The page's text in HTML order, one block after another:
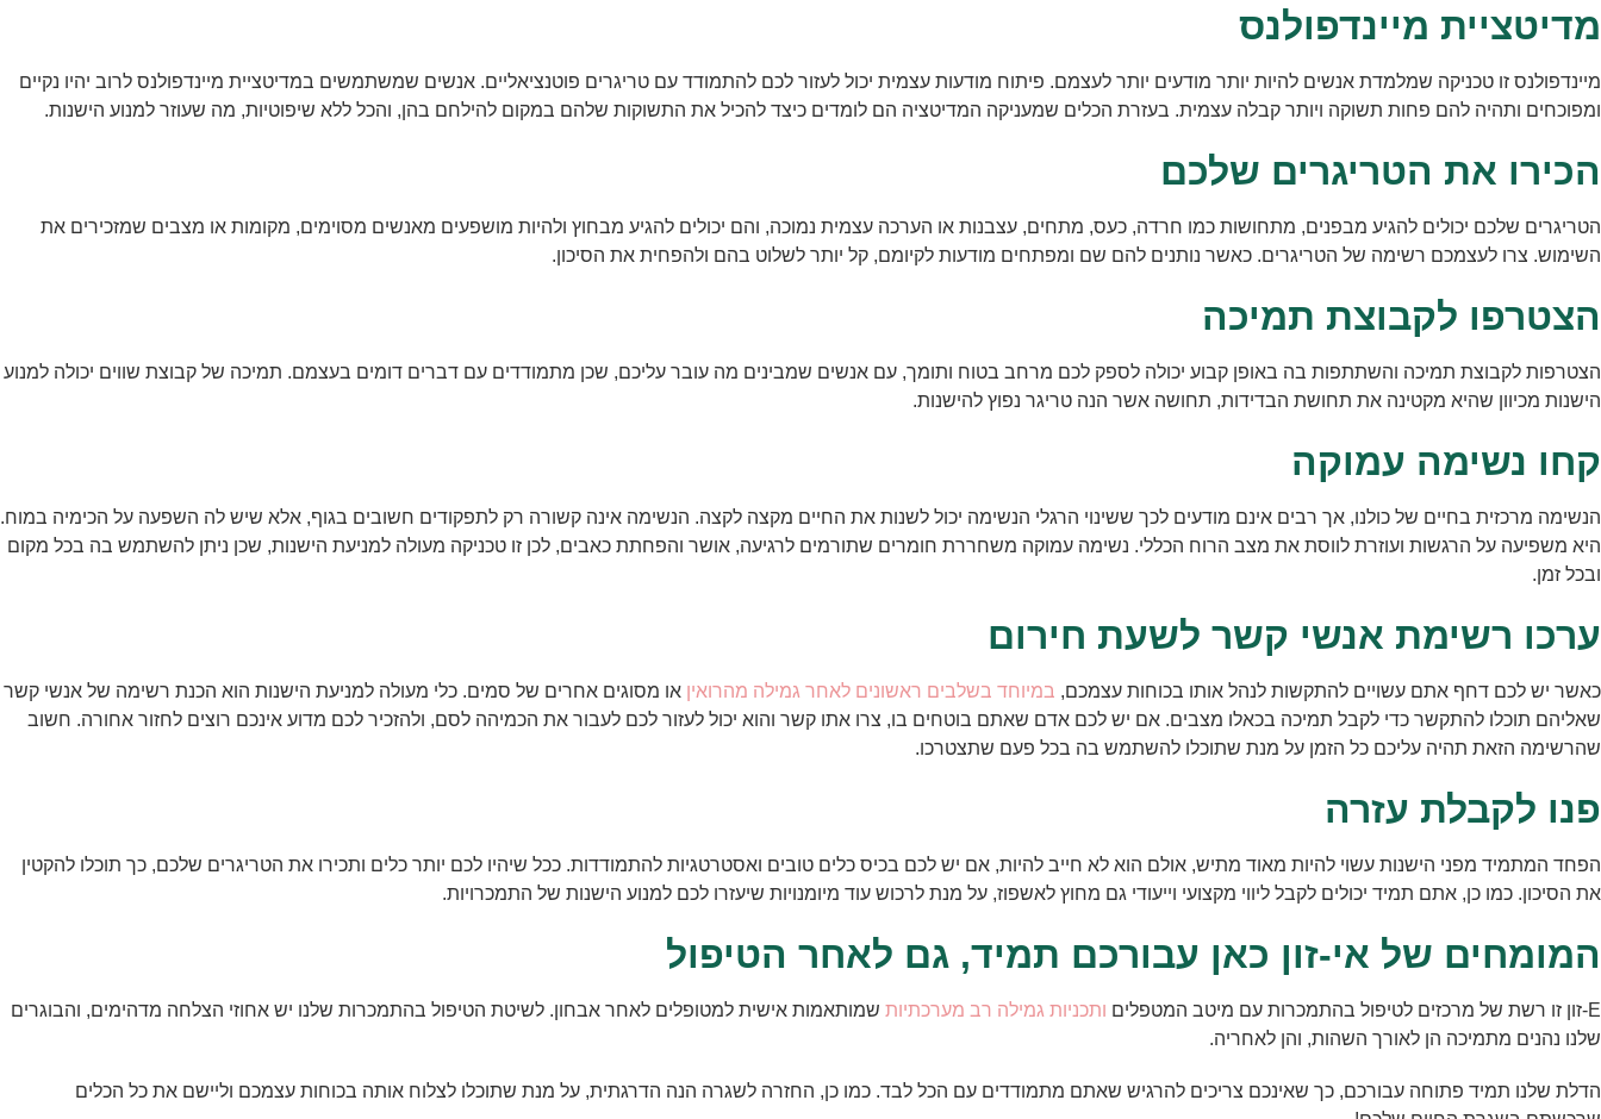
מדיטציית מיינדפולנס
מיינדפולנס זו טכניקה שמלמדת אנשים להיות יותר מודעים יותר לעצמם. פיתוח מודעות עצמית יכול לעזור לכם להתמודד עם טריגרים פוטנציאליים. אנשים שמשתמשים במדיטציית מיינדפולנס לרוב יהיו נקיים
ומפוכחים ותהיה להם פחות תשוקה ויותר קבלה עצמית. בעזרת הכלים שמעניקה המדיטציה הם לומדים כיצד להכיל את התשוקות שלהם במקום להילחם בהן, והכל ללא שיפוטיות, מה שעוזר למנוע הישנות.
הכירו את הטריגרים שלכם
הטריגרים שלכם יכולים להגיע מבפנים, מתחושות כמו חרדה, כעס, מתחים, עצבנות או הערכה עצמית נמוכה, והם יכולים להגיע מבחוץ ולהיות מושפעים מאנשים מסוימים, מקומות או מצבים שמזכירים את
השימוש. צרו לעצמכם רשימה של הטריגרים. כאשר נותנים להם שם ומפתחים מודעות לקיומם, קל יותר לשלוט בהם ולהפחית את הסיכון.
הצטרפו לקבוצת תמיכה
הצטרפות לקבוצת תמיכה והשתתפות בה באופן קבוע יכולה לספק לכם מרחב בטוח ותומך, עם אנשים שמבינים מה עובר עליכם, שכן מתמודדים עם דברים דומים בעצמם. תמיכה של קבוצת שווים יכולה למנוע
הישנות מכיוון שהיא מקטינה את תחושת הבדידות, תחושה אשר הנה טריגר נפוץ להישנות.
קחו נשימה עמוקה
הנשימה מרכזית בחיים של כולנו, אך רבים אינם מודעים לכך ששינוי הרגלי הנשימה יכול לשנות את החיים מקצה לקצה. הנשימה אינה קשורה רק לתפקודים חשובים בגוף, אלא שיש לה השפעה על הכימיה במוח.
היא משפיעה על הרגשות ועוזרת לווסת את מצב הרוח הכללי. נשימה עמוקה משחררת חומרים שתורמים לרגיעה, אושר והפחתת כאבים, לכן זו טכניקה מעולה למניעת הישנות, שכן ניתן להשתמש בה בכל מקום
ובכל זמן.
ערכו רשימת אנשי קשר לשעת חירום
כאשר יש לכם דחף אתם עשויים להתקשות לנהל אותו בכוחות עצמכם, במיוחד בשלבים ראשונים לאחר גמילה מהרואין או מסוגים אחרים של סמים. כלי מעולה למניעת הישנות הוא הכנת רשימה של אנשי קשר
שאליהם תוכלו להתקשר כדי לקבל תמיכה בכאלו מצבים. אם יש לכם אדם שאתם בוטחים בו, צרו אתו קשר והוא יכול לעזור לכם לעבור את הכמיהה לסם, ולהזכיר לכם מדוע אינכם רוצים לחזור אחורה. חשוב
שהרשימה הזאת תהיה עליכם כל הזמן על מנת שתוכלו להשתמש בה בכל פעם שתצטרכו.
פנו לקבלת עזרה
הפחד המתמיד מפני הישנות עשוי להיות מאוד מתיש, אולם הוא לא חייב להיות, אם יש לכם בכיס כלים טובים ואסטרטגיות להתמודדות. ככל שיהיו לכם יותר כלים ותכירו את הטריגרים שלכם, כך תוכלו להקטין
את הסיכון. כמו כן, אתם תמיד יכולים לקבל ליווי מקצועי וייעודי גם מחוץ לאשפוז, על מנת לרכוש עוד מיומנויות שיעזרו לכם למנוע הישנות של התמכרויות.
המומחים של אי-זון כאן עבורכם תמיד, גם לאחר הטיפול
E-זון זו רשת של מרכזים לטיפול בהתמכרות עם מיטב המטפלים ותכניות גמילה רב מערכתיות שמותאמות אישית למטופלים לאחר אבחון. לשיטת הטיפול בהתמכרות שלנו יש אחוזי הצלחה מדהימים, והבוגרים
שלנו נהנים מתמיכה הן לאורך השהות, והן לאחריה.
הדלת שלנו תמיד פתוחה עבורכם, כך שאינכם צריכים להרגיש שאתם מתמודדים עם הכל לבד. כמו כן, החזרה לשגרה הנה הדרגתית, על מנת שתוכלו לצלוח אותה בכוחות עצמכם וליישם את כל הכלים